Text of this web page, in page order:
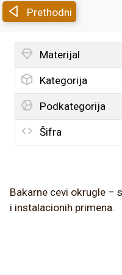
Prethodni
Materijal
Kategorija
Podkategorija
Šifra
Bakarne cevi okrugle –
i instalacionih primena.